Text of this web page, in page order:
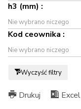
h3 (mm) :
Nie wybrano niczego
Kod ceownika :
Nie wybrano niczego
Wyczyść filtry
Drukuj Excel